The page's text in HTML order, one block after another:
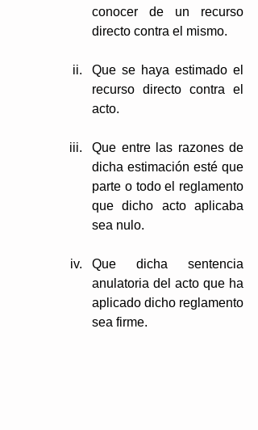
conocer de un recurso
directo contra el mismo.
Que se haya estimado el
recurso directo contra el
acto.
Que entre las razones de
dicha estimación esté que
parte o todo el reglamento
que dicho acto aplicaba
sea nulo.
Que dicha sentencia
anulatoria del acto que ha
aplicado dicho reglamento
sea firme.